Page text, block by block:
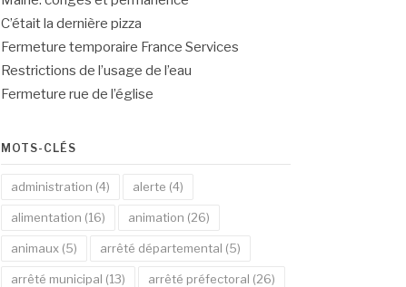
C’était la dernière pizza
Fermeture temporaire France Services
Restrictions de l’usage de l’eau
Fermeture rue de l’église
MOTS-CLÉS
administration (4) alerte (4)
alimentation (16) animation (26)
animaux(5) arrêté départemental (5)
arrêté municipal (13) arrêté préfectoral (26)